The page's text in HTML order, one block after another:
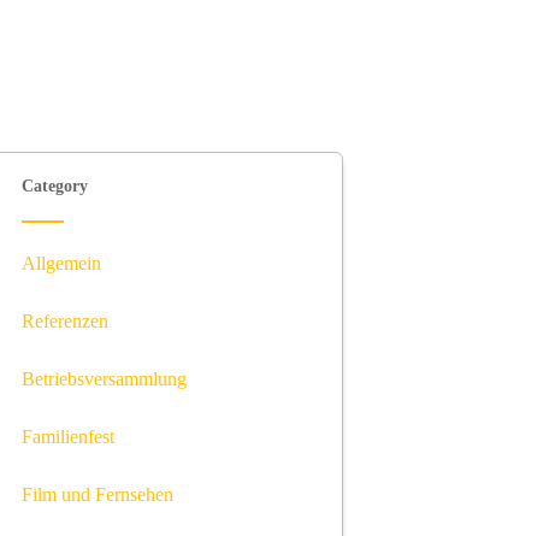
Category
Allgemein
Referenzen
Betriebsversammlung
Familienfest
Film und Fernsehen